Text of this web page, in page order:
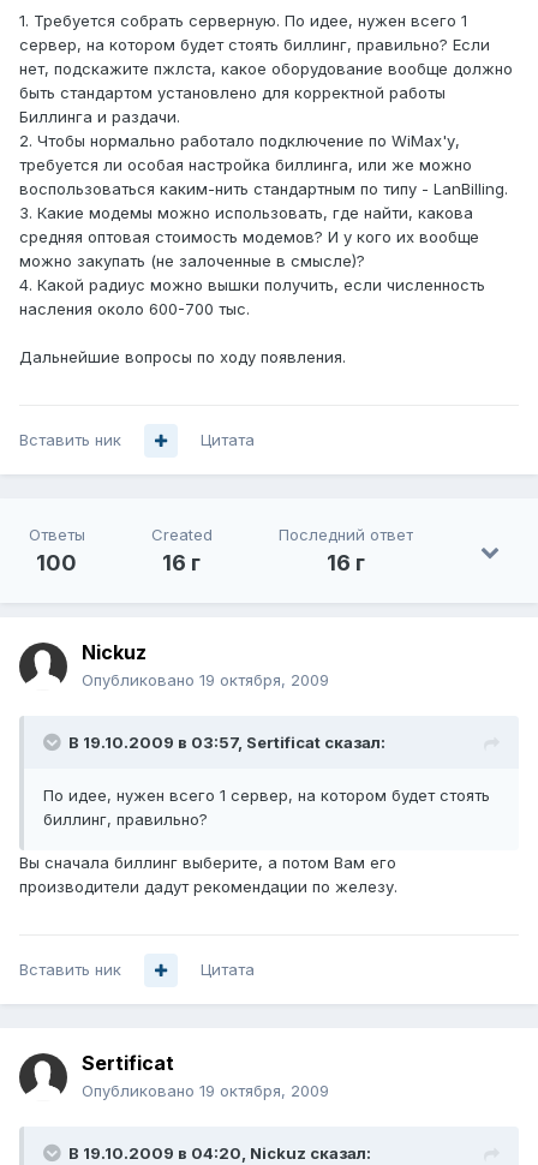
1. Требуется собрать серверную. По идее, нужен всего 1
сервер, на котором будет стоять биллинг, правильно? Если
нет, подскажите пжлста, какое оборудование вообще должно
быть стандартом установлено для корректной работы
Биллинга и раздачи.
2. Чтобы нормально работало подключение по WiMax'у,
требуется ли особая настройка биллинга, или же можно
воспользоваться каким-нить стандартным по типу - LanBilling.
3. Какие модемы можно использовать, где найти, какова
средняя оптовая стоимость модемов? И у кого их вообще
можно закупать (не залоченные в смысле)?
4. Какой радиус можно вышки получить, если численность
насления около 600-700 тыс.
Дальнейшие вопросы по ходу появления.
Вставить ник Цитата
Ответы
100
Created
16 г
Последний ответ
16 г
Nickuz
Опубликовано 19 октября, 2009
В 19.10.2009 в 03:57, Sertificat сказал:
По идее, нужен всего 1 сервер, на котором будет стоять
биллинг, правильно?
Вы сначала биллинг выберите, а потом Вам его
производители дадут рекомендации по железу.
Вставить ник Цитата
Sertificat
Опубликовано 19 октября, 2009
В 19.10.2009 в 04:20, Nickuz сказал: